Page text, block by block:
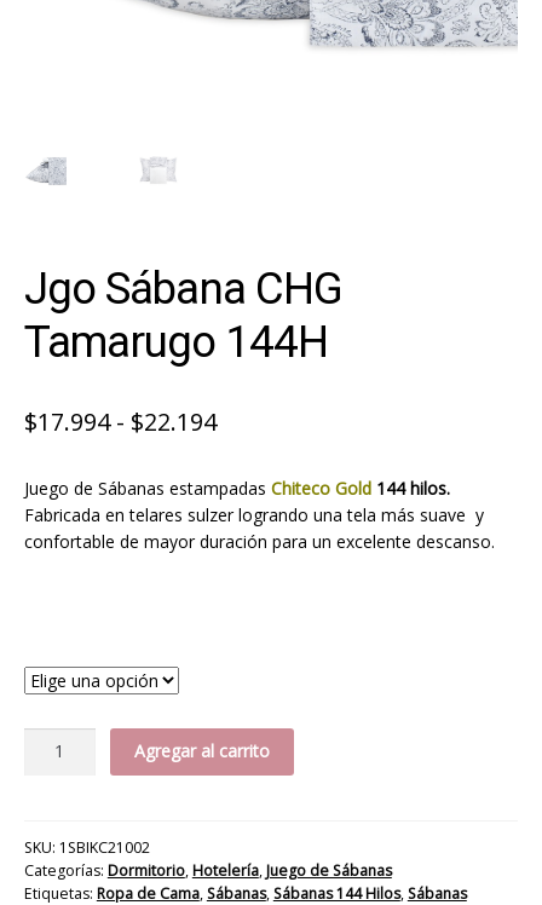
Jgo Sábana CHG
Tamarugo 144H
$17.994 - $22.194Rango
precios:
desde
Juego de Sábanas estampadas Chiteco Gold144 hilos.
Fabricada en telares sulzer logrando una tela más suave y
confortable de mayor duración para un excelente descanso.
144H
cantidad
Agregar al carrito
SKU: 1SBIKC21002
Categorías: Dormitorio,Hotelería,Juego de Sábanas
Etiquetas: Ropa de Cama,Sábanas,Sábanas 144 Hilos,Sábanas